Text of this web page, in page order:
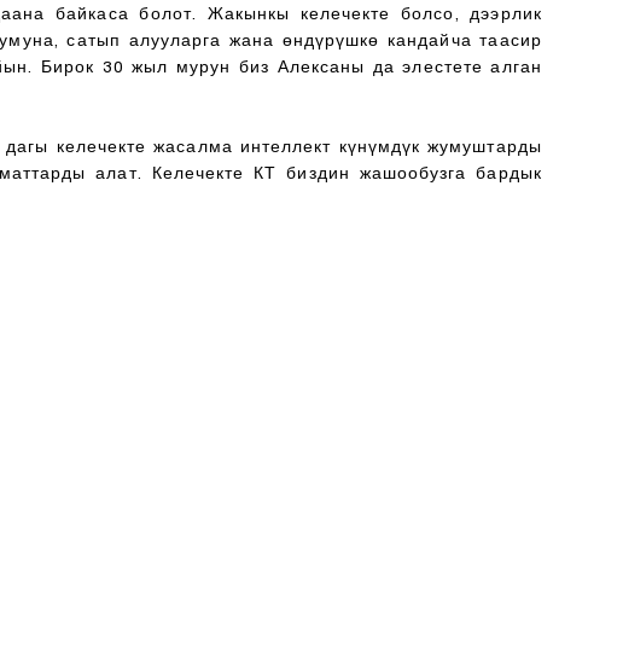
байкаса болот. Жакынкы келечекте болсо, дээрлик
сатып алууларга жана өндүрүшкө кандайча таасир
Бирок 30 жыл мурун биз Алексаны да элестете алган
келечекте жасалма интеллект күнүмдүк жумуштарды
алат. Келечекте КТ биздин жашообузга бардык